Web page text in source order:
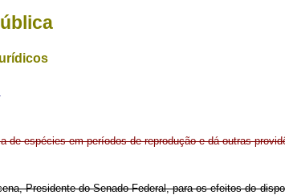
de espécies em períodos de reprodução e dá outras
Presidente do Senado Federal, para os efeitos do